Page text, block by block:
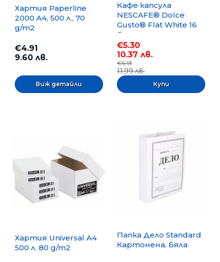
Хартия Paperline
2000 A4, 500 л., 70
g/m2
€4.91
9.60 лв.
Виж детайли
Кафе капсула
NESCAFE® Dolce
Gusto® Flat White 16
бр.
€5.30
10.37 лв.
€6.13
11.99 лв.
Хартия Universal A4
500 л. 80 g/m2
Папка Дело Standard
Картонена, Бяла